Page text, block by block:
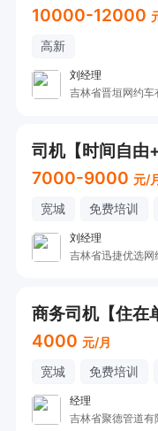
10000-12000
高新
刘经理
吉林省晋垣网约车
司机【时间自由
7000-9000 元/
宽城 免费培训
刘经理
吉林省迅捷优选网
商务司机【住在
4000 元/月
宽城 免费培训
经理
吉林省聚德管道有